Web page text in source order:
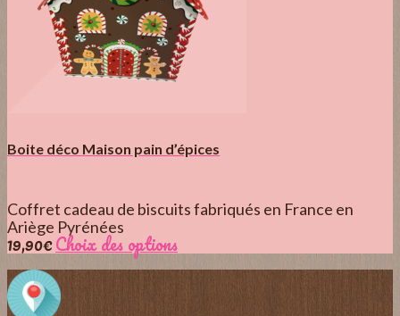
Boite déco Maison pain d’épices
Coffret cadeau de biscuits fabriqués en France en
Ariège Pyrénées
19,90€Choix des options